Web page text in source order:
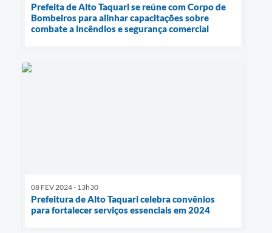
Prefeita de Alto Taquari se reúne com Corpo de
Bombeiros para alinhar capacitações sobre
combate a incêndios e segurança comercial
08 FEV 2024 - 13h30
Prefeitura de Alto Taquari celebra convênios
para fortalecer serviços essenciais em 2024